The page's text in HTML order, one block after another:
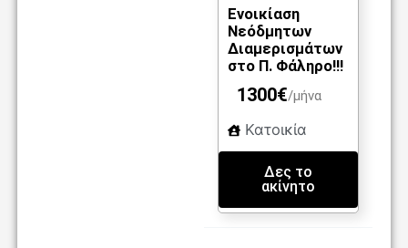
10
Ενοικίαση
Νεόδμητων
Διαμερισμάτων
στο Π. Φάληρο!!!
1300€/μήνα
Κατοικία
Δες το
ακίνητο